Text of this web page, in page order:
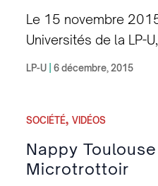
Le 15 novembre
Universités de la LP-
interviewée par
LP-U 6 décembre, 2015
SOCIÉTÉ, VIDÉOS
Nappy
Microtrottoir